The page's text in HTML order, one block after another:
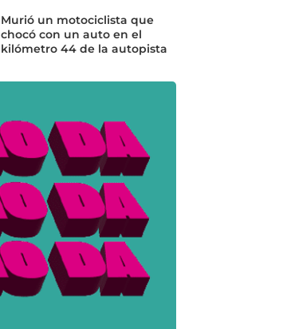
Murió un motociclista que
chocó con un auto en el
kilómetro 44 de la autopista